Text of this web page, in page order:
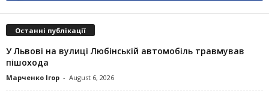
Останні публікації
У Львові на вулиці Любінській автомобіль травмував
пішохода
Марченко Ігор - August 6, 2026